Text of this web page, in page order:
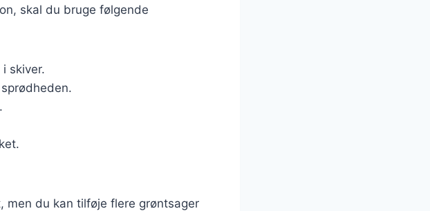
skal du bruge følgende
skiver.
men du kan tilføje flere grøntsager